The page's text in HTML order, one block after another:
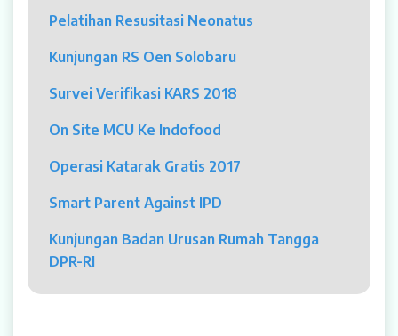
Pelayanan
Rawat Jalan
Rawat Inap
Kamar Operasi
Pelatihan Resusitasi Neonatus
Kunjungan RS Oen Solobaru
Survei Verifikasi KARS 2018
On Site MCU Ke Indofood
Operasi Katarak Gratis 2017
Smart Parent Against IPD
Kunjungan Badan Urusan Rumah Tangga
DPR-RI